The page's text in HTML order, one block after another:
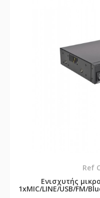
Ref
Ενισχυτής
1xMIC/LINE/USB/FM/